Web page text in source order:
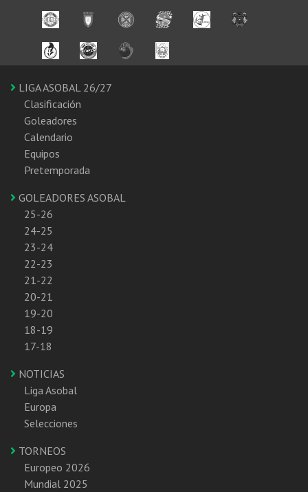
LIGA ASOBAL 26/27
Clasificación
Goleadores
Calendario
Equipos
Pretemporada
GOLEADORES ASOBAL
25-26
24-25
23-24
22-23
21-22
20-21
19-20
18-19
17-18
NOTICIAS
Liga Asobal
Europa
Selecciones
TORNEOS
Europeo 2026
Mundial 2025